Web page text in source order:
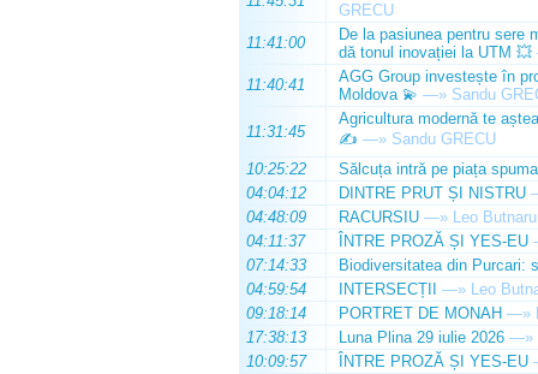
GRECU
11:41:00
De la pasiunea pentru sere
dă tonul inovației la UTM 💥
11:40:41
AGG Group investește în
Moldova 💫 —» Sandu
11:31:45
Agricultura modernă te
✍️ —» Sandu GRECU
10:25:22
Sălcuța intră pe piața
04:04:12
DINTRE PRUT ȘI NISTRU
04:48:09
RACURSIU —» Leo Butnaru
04:11:37
ÎNTRE PROZĂ ȘI YES-EU
07:14:33
Biodiversitatea din Purcari:
04:59:54
INTERSECȚII —» Leo
09:18:14
PORTRET DE MONAH —»
17:38:13
Luna Plina 29 iulie 2026 —»
10:09:57
ÎNTRE PROZĂ ȘI YES-EU